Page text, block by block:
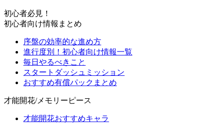
初心者必見！
初心者向け情報まとめ
序盤の効率的な進め方
進行度別！初心者向け情報一覧
毎日やるべきこと
スタートダッシュミッション
おすすめ有償パックまとめ
才能開花/メモリーピース
才能開花おすすめキャラ